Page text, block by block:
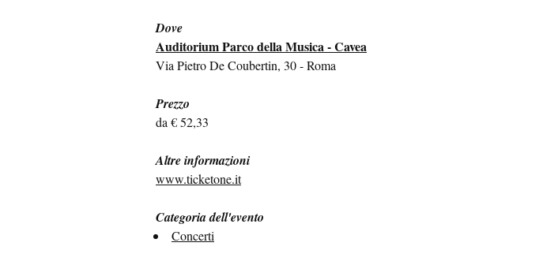
Dove
Auditorium Parco della Musica - Cavea
Via Pietro De Coubertin, 30 - Roma
Prezzo
da € 52,33
Altre informazioni
www.ticketone.it
Categoria dell'evento
Concerti